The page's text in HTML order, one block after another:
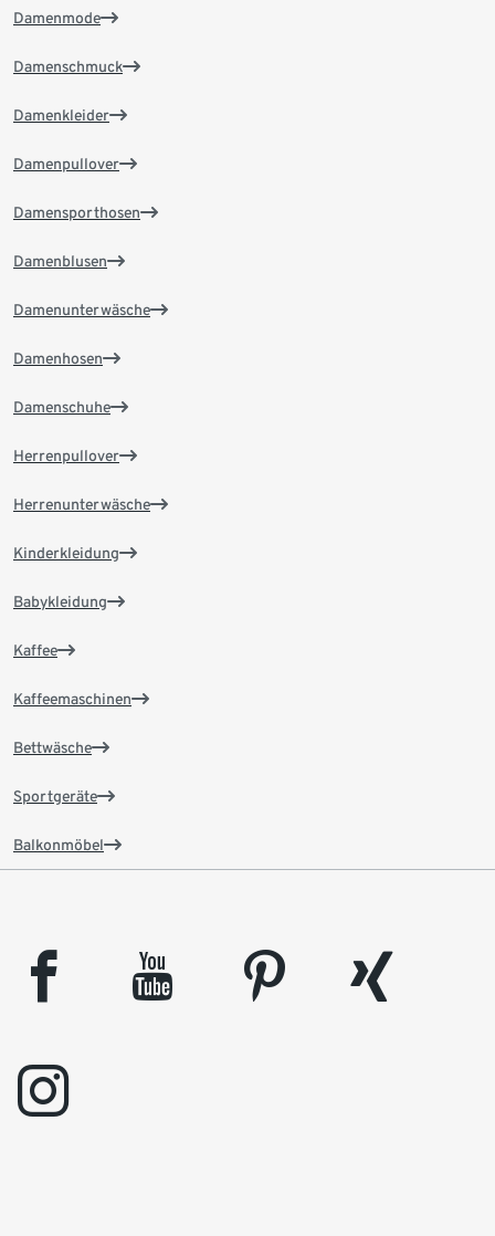
Damenmode
Damenschmuck
Damenkleider
Damenpullover
Damensporthosen
Damenblusen
Damenunterwäsche
Damenhosen
Damenschuhe
Herrenpullover
Herrenunterwäsche
Kinderkleidung
Babykleidung
Kaffee
Kaffeemaschinen
Bettwäsche
Sportgeräte
Balkonmöbel
facebook youtube pinterest
xing
instagram